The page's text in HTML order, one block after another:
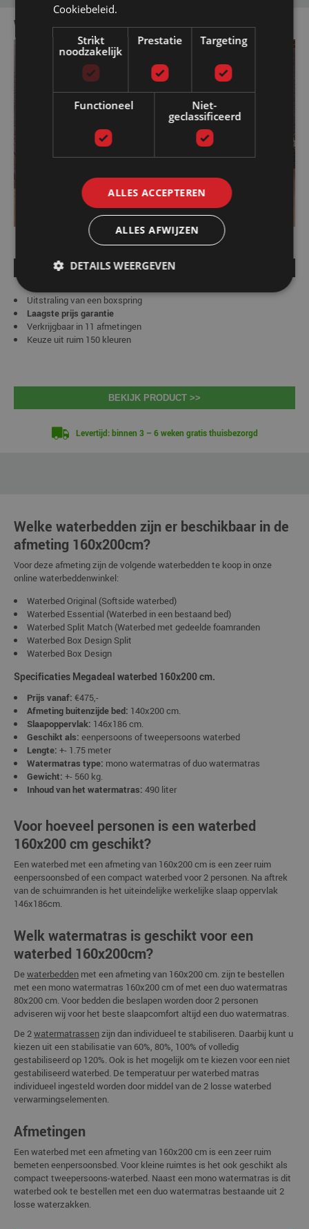
WATERBED BOX DESIGN SPLIT
Vanaf € 1.249,00
Uitstraling van een boxspring
Laagste prijs garantie
Verkrijgbaar in 11 afmetingen
Keuze uit ruim 150 kleuren
BEKIJK PRODUCT >>
Levertijd: binnen 3 – 6 weken gratis thuisbezorgd
Welke waterbedden zijn er beschikbaar in de
afmeting 160x200cm?
Voor deze afmeting zijn de volgende waterbedden te koop in onze
online waterbeddenwinkel:
Waterbed Original (Softside waterbed)
Waterbed Essential (Waterbed in een bestaand bed)
Waterbed Split Match (Waterbed met gedeelde foamranden
Waterbed Box Design Split
Waterbed Box Design
Specificaties Megadeal waterbed 160x200 cm.
Prijs vanaf: €475,-
Afmeting buitenzijde bed: 140x200 cm.
Slaapoppervlak: 146x186 cm.
Geschikt als: eenpersoons of tweepersoons waterbed
Lengte: +- 1.75 meter
Watermatras type: mono watermatras of duo watermatras
Gewicht: +- 560 kg.
Inhoud van het watermatras: 490 liter
Voor hoeveel personen is een waterbed
160x200 cm geschikt?
Een waterbed met een afmeting van 160x200 cm is een zeer ruim
eenpersoonsbed of een compact waterbed voor 2 personen. Na aftrek
van de schuimranden is het uiteindelijke werkelijke slaap oppervlak
146x186cm.
Welk watermatras is geschikt voor een
waterbed 160x200cm?
Dewaterbedden met een afmeting van 160x200 cm. zijn te bestellen
met een mono watermatras 160x200 cm of met een duo watermatras
80x200 cm. Voor bedden die beslapen worden door 2 personen
adviseren wij voor het beste slaapcomfort altijd een duo watermatras.
De 2watermatrassenzijn dan individueel te stabiliseren. Daarbij kunt u
kiezen uit een stabilisatie van 60%, 80%, 100% of volledig
gestabiliseerd op 120%. Ook is het mogelijk om te kiezen voor een niet
gestabiliseerd waterbed. De temperatuur per waterbed matras
individueel ingesteld worden door middel van de 2 losse waterbed
verwarmingselementen.
Afmetingen
Een waterbed met een afmeting van 160x200 cm is een zeer ruim
bemeten eenpersoonsbed. Voor kleine ruimtes is het ook geschikt als
compact tweepersoons-waterbed. Naast een mono watermatras is dit
waterbed ook te bestellen met een duo watermatras bestaande uit 2
losse waterzakken.
Cookiebeleid.
Strikt
noodzakelijk
Prestatie Targeting
Functioneel
Niet-
geclassificeerd
ALLES ACCEPTEREN
ALLES AFWIJZEN
DETAILS WEERGEVEN